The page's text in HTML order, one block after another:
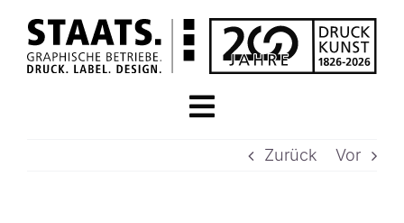
Inhalt
springen
Toggle
Navigation
STARTSEITE Zurück Vor